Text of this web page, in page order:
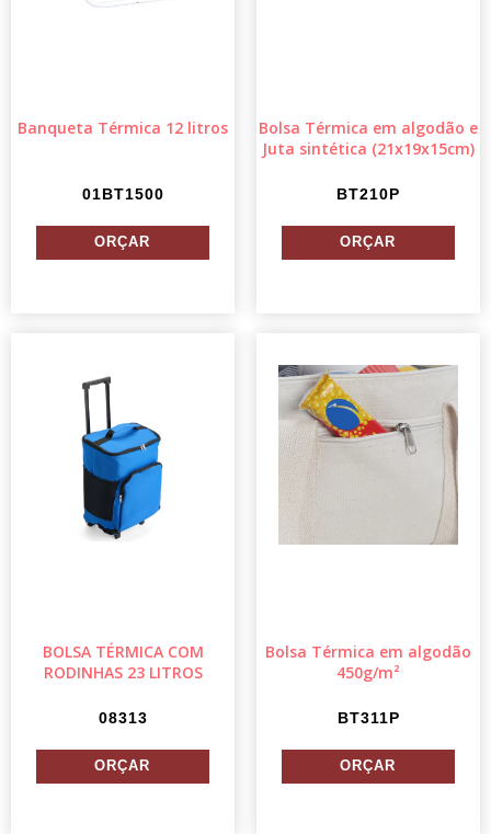
Banqueta Térmica 12 litros
01BT1500
Bolsa Térmica em algodão e
Juta sintética (21x19x15cm)
BT210P
BOLSA TÉRMICA COM
RODINHAS 23 LITROS
08313
Bolsa Térmica em algodão
450g/m²
BT311P